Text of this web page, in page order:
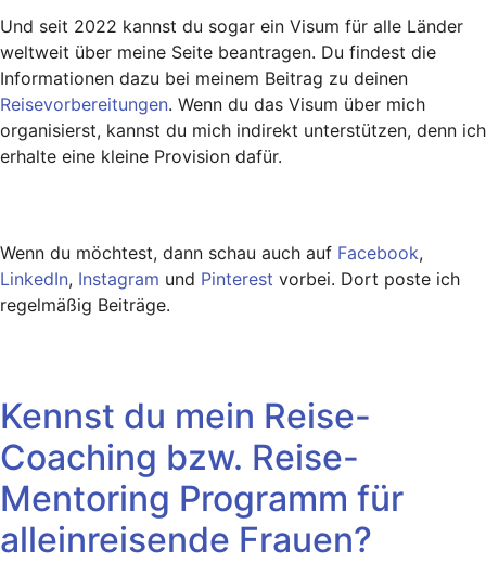
Und seit 2022 kannst du sogar ein Visum für alle Länder
weltweit über meine Seite beantragen. Du findest die
Informationen dazu bei meinem Beitrag zu deinen
Reisevorbereitungen. Wenn du das Visum über mich
organisierst, kannst du mich indirekt unterstützen, denn ich
erhalte eine kleine Provision dafür.
Wenn du möchtest, dann schau auch auf Facebook,
LinkedIn, Instagram und Pinterest vorbei. Dort poste ich
regelmäßig Beiträge.
Kennst du mein Reise-
Coaching bzw. Reise-
Mentoring Programm für
alleinreisende Frauen?